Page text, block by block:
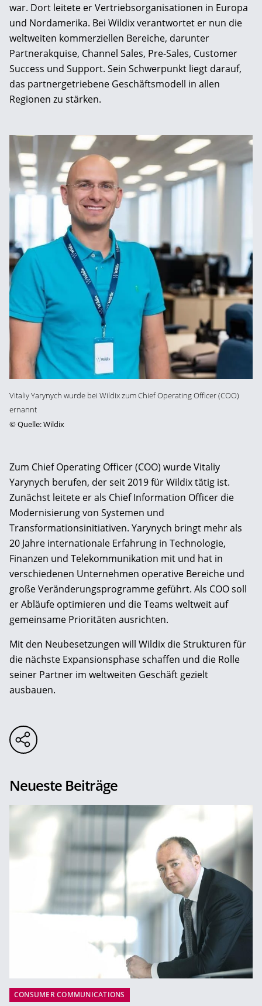
war. Dort leitete er Vertriebsorganisationen in Europa
und Nordamerika. Bei Wildix verantwortet er nun die
weltweiten kommerziellen Bereiche, darunter
Partnerakquise, Channel Sales, Pre-Sales, Customer
Success und Support. Sein Schwerpunkt liegt darauf,
das partnergetriebene Geschäftsmodell in allen
Regionen zu stärken.
Vitaliy Yarynych wurde bei Wildix zum Chief Operating Officer (COO)
ernannt
©Quelle: Wildix
Zum Chief Operating Officer (COO) wurde Vitaliy
Yarynych berufen, der seit 2019 für Wildix tätig ist.
Zunächst leitete er als Chief Information Officer die
Modernisierung von Systemen und
Transformationsinitiativen. Yarynych bringt mehr als
20 Jahre internationale Erfahrung in Technologie,
Finanzen und Telekommunikation mit und hat in
verschiedenen Unternehmen operative Bereiche und
große Veränderungsprogramme geführt. Als COO soll
er Abläufe optimieren und die Teams weltweit auf
gemeinsame Prioritäten ausrichten.
Mit den Neubesetzungen will Wildix die Strukturen für
die nächste Expansionsphase schaffen und die Rolle
seiner Partner im weltweiten Geschäft gezielt
ausbauen.
Neueste Beiträge
CONSUMER COMMUNICATIONS